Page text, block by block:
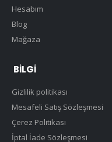
Hesabım
Blog
Mağaza
BILGI
Gizlilik politikası
Mesafeli Satış Sözleşmesi
Çerez Politikası
İptal İade Sözleşmesi